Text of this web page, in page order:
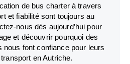
de bus charter à travers
et fiabilité sont toujours au
nous dès aujourd’hui pour
et découvrir pourquoi des
nous font confiance pour leurs
en Autriche.